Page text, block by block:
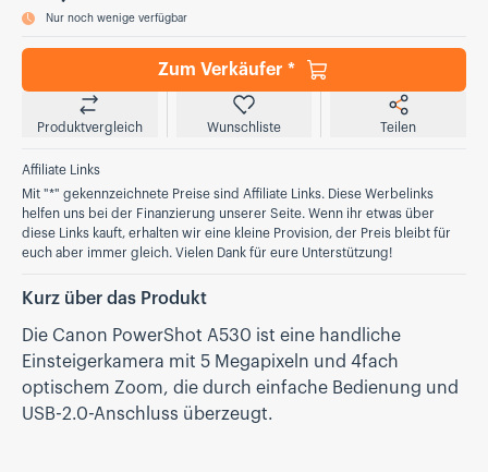
Nur noch wenige verfügbar
Zum Verkäufer *
Produktvergleich Wunschliste Teilen
Affiliate Links
Mit "*" gekennzeichnete Preise sind Affiliate Links. Diese Werbelinks
helfen uns bei der Finanzierung unserer Seite. Wenn ihr etwas über
diese Links kauft, erhalten wir eine kleine Provision, der Preis bleibt für
euch aber immer gleich. Vielen Dank für eure Unterstützung!
Kurz über das Produkt
Die Canon PowerShot A530 ist eine handliche
Einsteigerkamera mit 5 Megapixeln und 4fach
optischem Zoom, die durch einfache Bedienung und
USB-2.0-Anschluss überzeugt.